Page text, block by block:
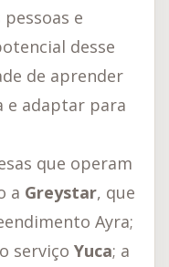
e
desse
de aprender
e adaptar para
que operam
a Greystar, que
Ayra;
serviço Yuca; a